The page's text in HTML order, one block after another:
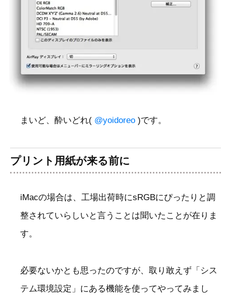
まいど、酔いどれ( @yoidoreo )です。
プリント用紙が来る前に
iMacの場合は、工場出荷時にsRGBにぴったりと調
整されていらしいと言うことは聞いたことが在りま
す。
必要ないかとも思ったのですが、取り敢えず「シス
テム環境設定」にある機能を使ってやってみまし